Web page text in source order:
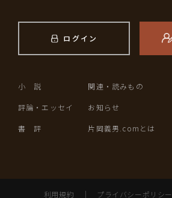
ログイン
小 説
評論・エッセイ
書 評
関連・読みもの
お知らせ
片岡義男.comとは
利用規約 ｜ プライバシーポリシー